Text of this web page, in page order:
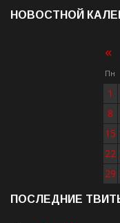
НОВОСТНОЙ
«
Пн
1
8
15
22
29
ПОСЛЕДНИЕ